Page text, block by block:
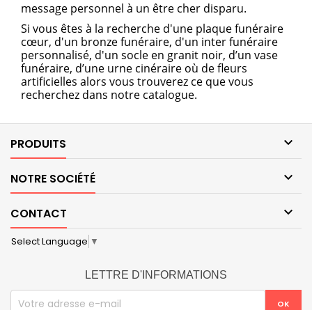
message personnel à un être cher disparu.
Si vous êtes à la recherche d'une plaque funéraire
cœur, d'un bronze funéraire, d'un inter funéraire
personnalisé, d'un socle en granit noir, d’un vase
funéraire, d’une urne cinéraire où de fleurs
artificielles alors vous trouverez ce que vous
recherchez dans notre catalogue.
PRODUITS 
NOTRE SOCIÉTÉ 
CONTACT 
Select Language ▼
LETTRE D'INFORMATIONS